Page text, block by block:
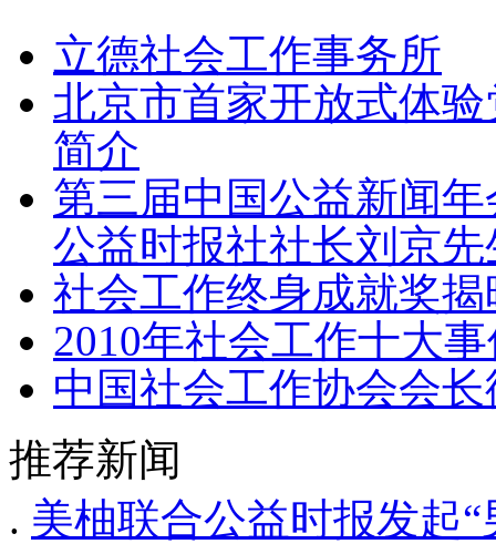
立德社会工作事务所
北京市首家开放式体
简介
第三届中国公益新闻
公益时报社社长刘京
社会工作终身成就奖揭
2010年社会工作十大
中国社会工作协会会
推荐新闻
. 美柚联合公益时报发起